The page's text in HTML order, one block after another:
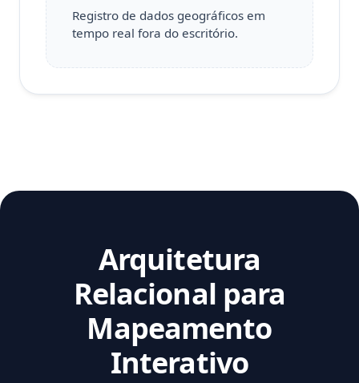
Registro de dados geográficos em
tempo real fora do escritório.
Arquitetura
Relacional para
Mapeamento
Interativo